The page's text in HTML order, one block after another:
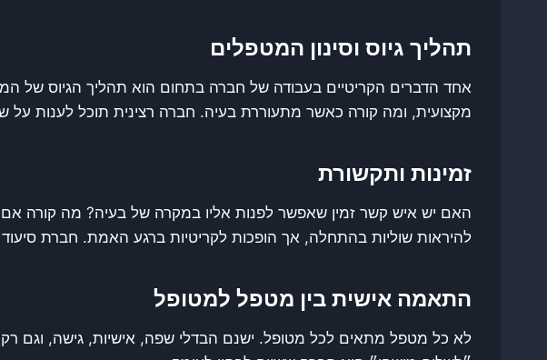
תהליך גיוס וסינון המטפלים
אחד הדברים הקריטיים בעבודה של חברה בתחום הוא תהליך הגיוס של
מקצועית, ומה קורה כאשר מתעוררת בעיה. חברה רצינית תוכל לענות על
זמינות ותקשורת
האם יש איש קשר זמין שאפשר לפנות אליו במקרה של בעיה? מה קורה
להיראות שוליות בהתחלה, אך הופכות לקריטיות ברגע האמת. חברת
התאמה אישית בין מטפל למטופל
לא כל מטפל מתאים לכל מטופל. ישנם הבדלי שפה, אישיות, גישה, וגם